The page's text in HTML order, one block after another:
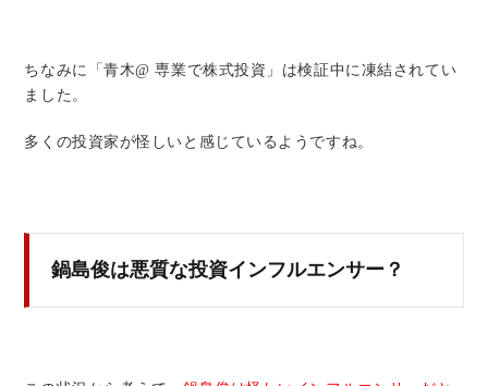
ちなみに「青木@ 専業で株式投資」は検証中に凍結されてい
ました。
多くの投資家が怪しいと感じているようですね。
鍋島俊は悪質な投資インフルエンサー？